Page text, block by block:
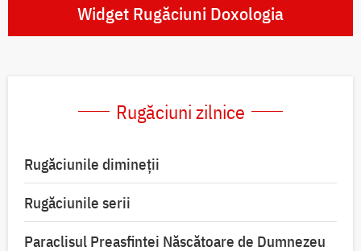
Widget Rugăciuni Doxologia
Rugăciuni zilnice
Rugăciunile dimineții
Rugăciunile serii
Paraclisul Preasfintei Născătoare de Dumnezeu